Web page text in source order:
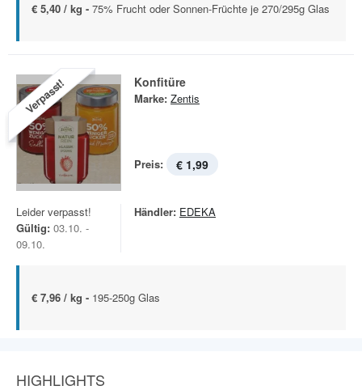
€ 5,40 / kg - 75% Frucht oder Sonnen-Früchte je 270/295g Glas
Verpasst! Konfitüre
Marke: Zentis
Preis: € 1,99
Leider verpasst!
Gültig: 03.10. -
09.10.
Händler: EDEKA
€ 7,96 / kg - 195-250g Glas
HIGHLIGHTS